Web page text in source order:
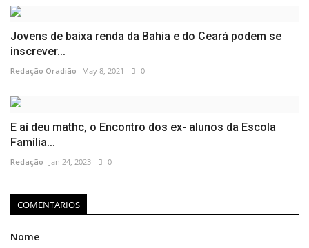
Jovens de baixa renda da Bahia e do Ceará podem se
inscrever...
Redação Oradião May 8, 2021 0
E aí deu mathc, o Encontro dos ex- alunos da Escola
Família...
Redação Jan 24, 2023 0
COMENTARIOS
Nome